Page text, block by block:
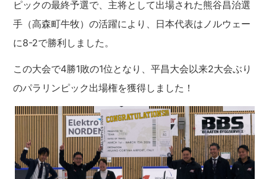
ピックの最終予選で、主将として出場された熊谷昌治選
手（高森町牛牧）の活躍により、日本代表はノルウェー
に8-2で勝利しました。
この大会で4勝1敗の1位となり、平昌大会以来2大会ぶり
のパラリンピック出場権を獲得しました！